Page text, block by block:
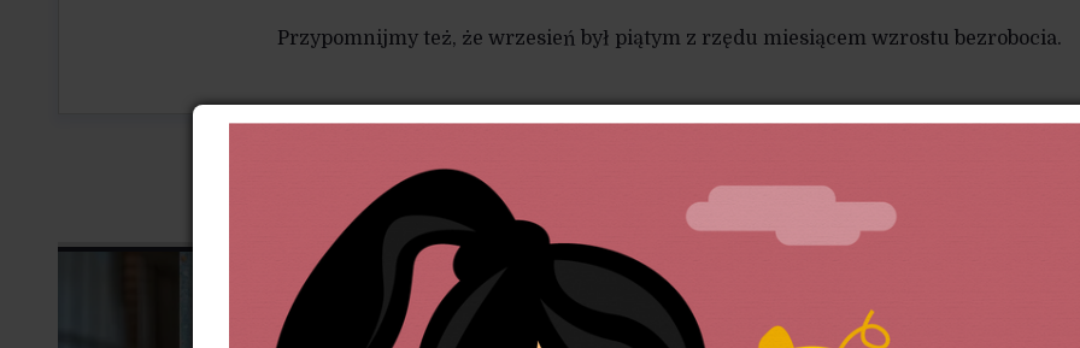
Przypomnijmy też, że wrzesień był piątym z rzędu miesiącem wzrostu bezrobocia.
WCZEŚNIEJ INFORMOWALIŚMY O…